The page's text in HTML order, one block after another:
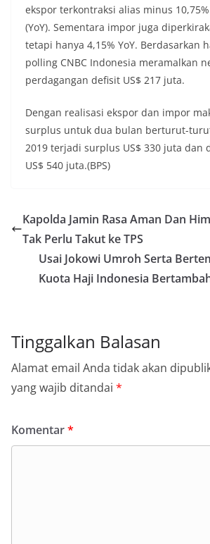
ekspor terkontraksi alias minus
(YoY). Sementara impor juga
tetapi hanya 4,15% YoY. Berdasarkan
polling CNBC Indonesia meramalkan
perdagangan defisit US$ 217 juta.
Dengan realisasi ekspor dan impor
surplus untuk dua bulan berturut-
2019 terjadi surplus US$ 330 juta dan
US$ 540 juta.(BPS)
Kapolda Jamin Rasa Aman Dan
Tak Perlu Takut ke TPS
Usai Jokowi Umroh Serta
Kuota Haji Indonesia
Tinggalkan Balasan
Alamat email Anda tidak akan
yang wajib ditandai *
Komentar*